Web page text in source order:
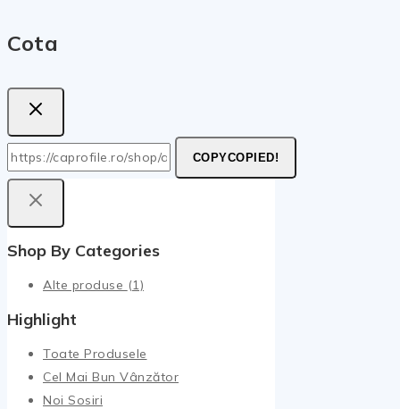
Cota
COPYCOPIED!
Shop By Categories
Alte produse (1)
Highlight
Toate Produsele
Cel Mai Bun Vânzător
Noi Sosiri